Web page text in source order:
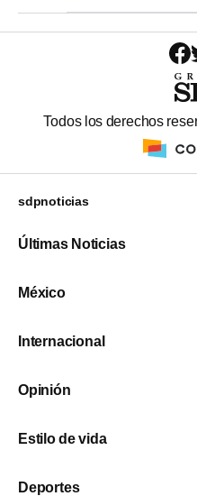
Todos los derechos
sdpnoticias
Últimas Noticias
México
Internacional
Opinión
Estilo de vida
Deportes